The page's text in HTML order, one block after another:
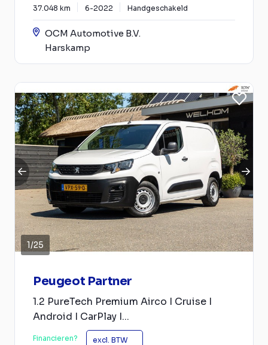
37.048 km 6-2022 Handgeschakeld
OCM Automotive B.V.
Harskamp
1/25
Peugeot Partner
1.2 PureTech Premium Airco I Cruise I
Android I CarPlay I...
Financieren? excl. BTW